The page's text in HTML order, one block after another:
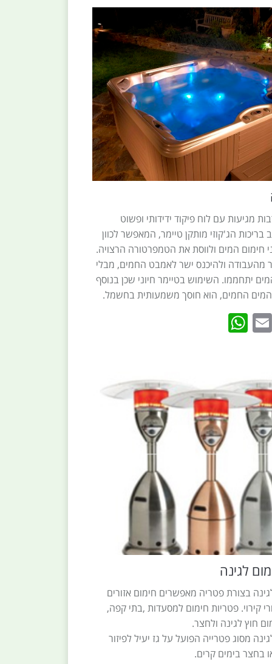
מגיעות עם לוח פיקוד ידידותי ופשוט
הג'קוזי מותקן טיימר, המאפשר לכוון
חימום המים ולווסת את הטמפרטורה הרצויה.
מהעבודה ולהיכנס ישר לאמבט החמים, מבלי
יתחממו. השימוש בטיימר חיוני שכן בנוסף
המים החמים, הוא חוסך משמעותית בחשמל.
Twitter
Email
לגינה
בצורת פטריה מאפשרים חימום אזורים
קירוי. פטריות חימום למסעדות ,בתי קפה,
חוץ לגינה ולחצר.
מסוג פטרייה הפועל על גז יעיל לפיזור
בחצר בימים קרים.